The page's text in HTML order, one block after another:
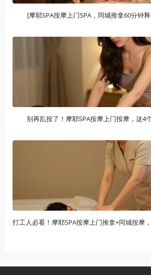
[摩耶SPA按摩上门SPA，同城推拿60分钟
别再乱按了！摩耶SPA按摩上门按摩，这4